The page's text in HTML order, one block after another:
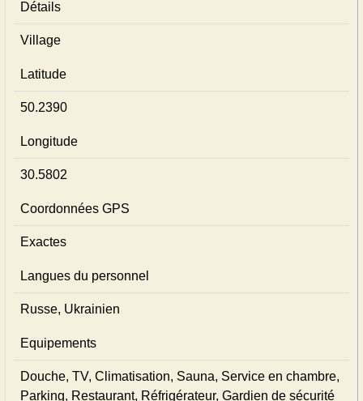
Détails
Village
Latitude
50.2390
Longitude
30.5802
Coordonnées GPS
Exactes
Langues du personnel
Russe, Ukrainien
Equipements
Douche, TV, Climatisation, Sauna, Service en chambre,
Parking, Restaurant, Réfrigérateur, Gardien de sécurité